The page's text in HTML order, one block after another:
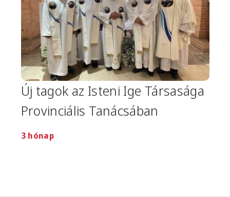
Új tagok az Isteni Ige Társasága
Provinciális Tanácsában
3 hónap